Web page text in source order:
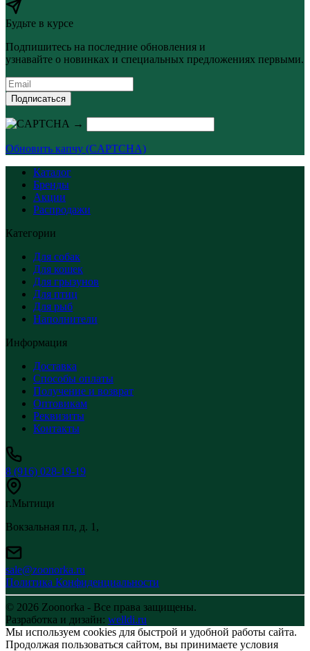
Будьте в курсе
Подпишитесь на последние обновления и
узнавайте о новинках и специальных предложениях первыми.
Подписаться
→
Обновить капчу (CAPTCHA)
Каталог
Бренды
Акции
Распродажи
Категории
Для собак
Для кошек
Для грызунов
Для птиц
Для рыб
Наполнители
Информация
Доставка
Способы оплаты
Получение и возврат
Оптовикам
Реквизиты
Контакты
8 (916) 028-19-19
г.Мытищи
Вокзальная пл, д. 1,
sale@zoonorka.ru
Политика Конфиденциальности
© 2026 Zoonorka - Все права защищены.
Разработка и дизайн: welldi.ru
Мы используем cookies для быстрой и удобной работы сайта.
Продолжая пользоваться сайтом, вы принимаете условия